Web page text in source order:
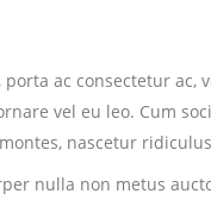
ac consectetur ac,
vel eu leo. Cum
nascetur
nulla non metus